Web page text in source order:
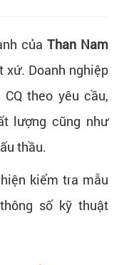
của Than Nam
xứ. Doanh nghiệp
theo yêu cầu,
lượng cũng như
thầu.
kiểm tra mẫu
số kỹ thuật